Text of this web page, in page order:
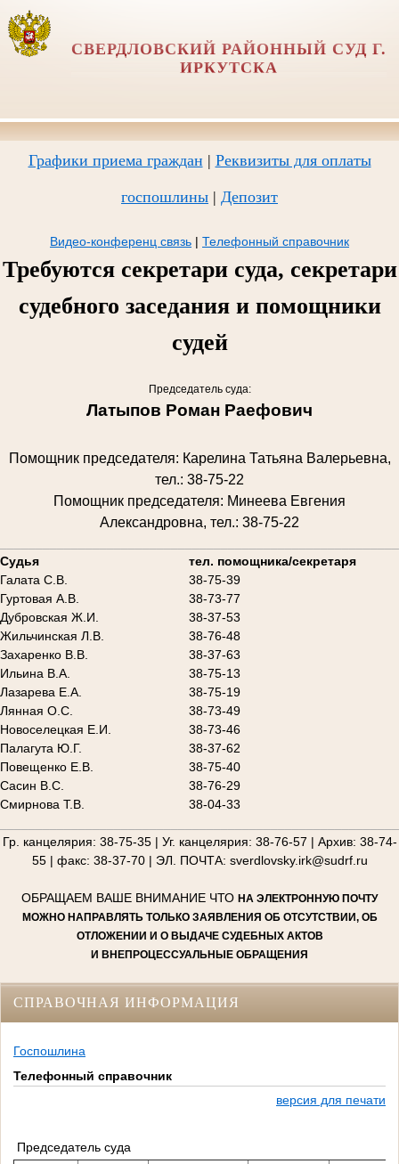
СВЕРДЛОВСКИЙ РАЙОННЫЙ СУД Г.
ИРКУТСКА
Графики приема граждан | Реквизиты для оплаты
госпошлины | Депозит
Видео-конференц связь | Телефонный справочник
Требуются секретари суда, секретари
судебного заседания и помощники
судей
Председатель суда:
Латыпов Роман Раефович
Помощник председателя: Карелина Татьяна Валерьевна,
тел.: 38-75-22
Помощник председателя: Минеева Евгения
Александровна, тел.: 38-75-22
Судья
тел. помощника/секретаря
Галата С.В.
38-75-39
Гуртовая А.В.
38-73-77
Дубровская Ж.И.
38-37-53
Жильчинская Л.В.
38-76-48
Захаренко В.В.
38-37-63
Ильина В.А.
38-75-13
Лазарева Е.А.
38-75-19
Лянная О.С.
38-73-49
Новоселецкая Е.И.
38-73-46
Палагута Ю.Г.
38-37-62
Повещенко Е.В.
38-75-40
Сасин В.С.
38-76-29
Смирнова Т.В.
38-04-33
Гр. канцелярия: 38-75-35 | Уг. канцелярия: 38-76-57 | Архив: 38-74-
55 | факс: 38-37-70 | ЭЛ. ПОЧТА: sverdlovsky.irk@sudrf.ru
ОБРАЩАЕМ ВАШЕ ВНИМАНИЕ ЧТО НА ЭЛЕКТРОННУЮ ПОЧТУ
МОЖНО НАПРАВЛЯТЬ ТОЛЬКО ЗАЯВЛЕНИЯ ОБ ОТСУТСТВИИ, ОБ
ОТЛОЖЕНИИ И О ВЫДАЧЕ СУДЕБНЫХ АКТОВ
И ВНЕПРОЦЕССУАЛЬНЫЕ ОБРАЩЕНИЯ
СПРАВОЧНАЯ ИНФОРМАЦИЯ
Госпошлина
Телефонный справочник
версия для печати
Председатель суда